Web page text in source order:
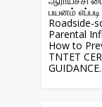
பயனம்
Roadside-
Parental
How to
TNTET